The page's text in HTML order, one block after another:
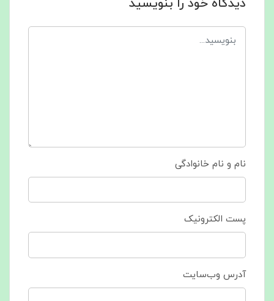
دیدگاه خود را بنویسید
نام و نام خانوادگی
پست الکترونیک
آدرس وب‌سایت